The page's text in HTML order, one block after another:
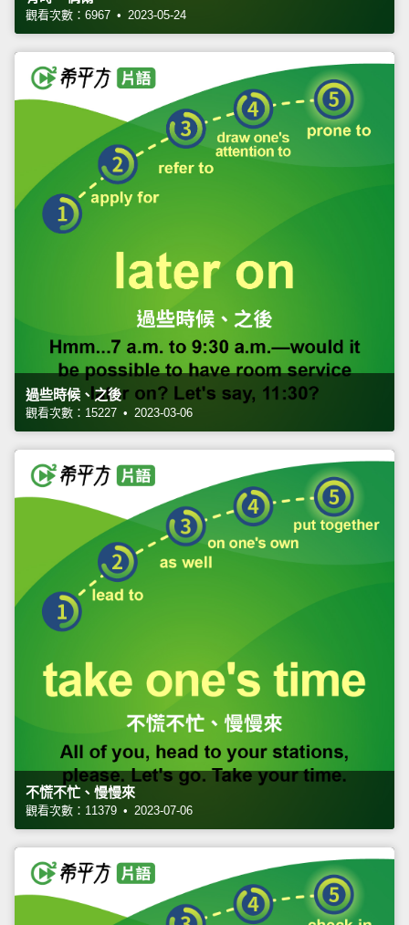
觀看次數：6967 • 2023-05-24
過些時候、之後
觀看次數：15227 • 2023-03-06
不慌不忙、慢慢來
觀看次數：11379 • 2023-07-06